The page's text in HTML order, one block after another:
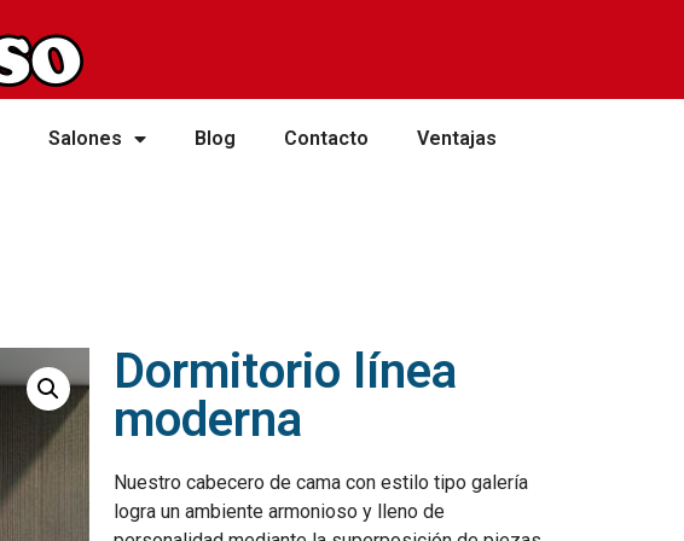
Salones Blog Contacto Ventajas
Dormitorio línea
moderna
Nuestro cabecero de cama con estilo tipo galería
logra un ambiente armonioso y lleno de